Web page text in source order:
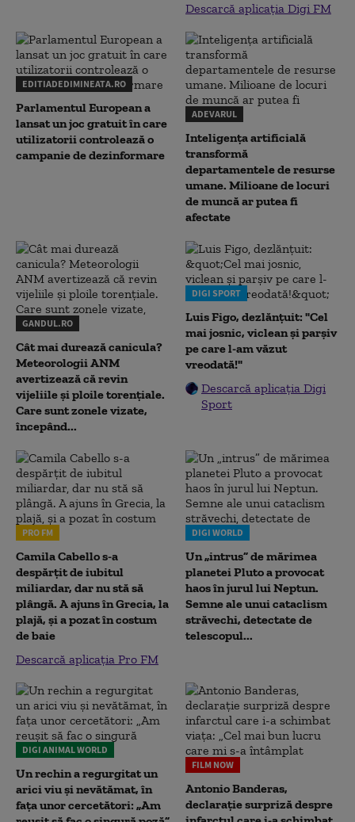
Descarcă aplicația Digi FM
EDITIADEDIMINEATA.RO
Parlamentul European a
lansat un joc gratuit în care
utilizatorii controlează o
campanie de dezinformare
ADEVARUL
Inteligența artificială
transformă
departamentele de resurse
umane. Milioane de locuri
de muncă ar putea fi
afectate
GANDUL.RO
Cât mai durează canicula?
Meteorologii ANM
avertizează că revin
vijeliile și ploile torențiale.
Care sunt zonele vizate,
începând...
DIGI SPORT
Luis Figo, dezlănțuit: "Cel
mai josnic, viclean și parșiv
pe care l-am văzut
vreodată!"
Descarcă aplicația Digi
Sport
PRO FM
Camila Cabello s-a
despărțit de iubitul
miliardar, dar nu stă să
plângă. A ajuns în Grecia, la
plajă, și a pozat în costum
de baie
Descarcă aplicația Pro FM
DIGI WORLD
Un „intrus” de mărimea
planetei Pluto a provocat
haos în jurul lui Neptun.
Semne ale unui cataclism
străvechi, detectate de
telescopul...
DIGI ANIMAL WORLD
Un rechin a regurgitat un
arici viu și nevătămat, în
fața unor cercetători: „Am
FILM NOW
Antonio Banderas,
declarație surpriză despre